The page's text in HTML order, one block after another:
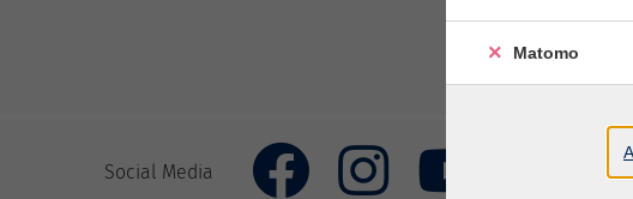
Social Media
Matomo